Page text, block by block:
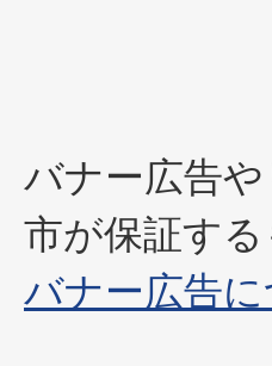
バナー広告
市が保証す
バナー広告